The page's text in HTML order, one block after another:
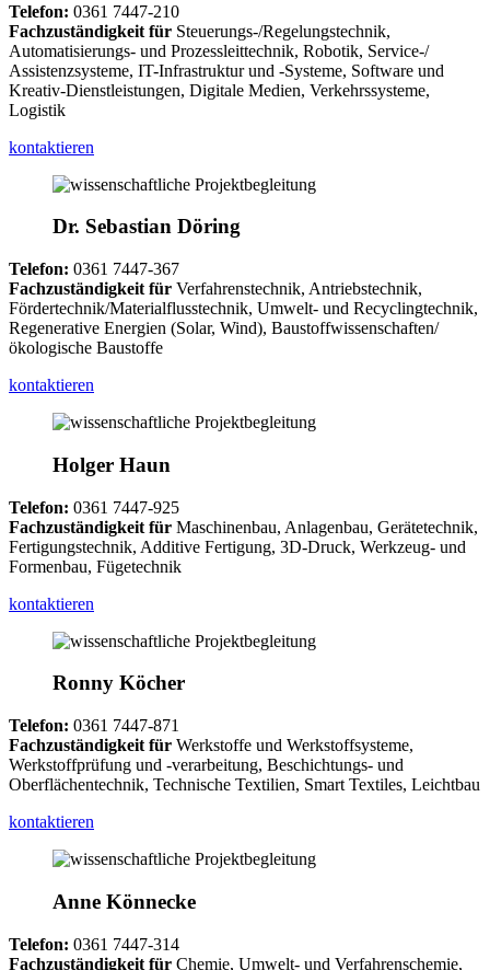
Telefon: 0361 7447-210
Fachzuständigkeit für Steuerungs-/Regelungstechnik,
Automatisierungs- und Prozessleittechnik, Robotik, Service-/
Assistenzsysteme, IT-Infrastruktur und -Systeme, Software und
Kreativ-Dienstleistungen, Digitale Medien, Verkehrssysteme,
Logistik
kontaktieren
Dr. Sebastian Döring
Telefon: 0361 7447-367
Fachzuständigkeit für Verfahrenstechnik, Antriebstechnik,
Fördertechnik/Materialflusstechnik, Umwelt- und Recyclingtechnik,
Regenerative Energien (Solar, Wind), Baustoffwissenschaften/
ökologische Baustoffe
kontaktieren
Holger Haun
Telefon: 0361 7447-925
Fachzuständigkeit für Maschinenbau, Anlagenbau, Gerätetechnik,
Fertigungstechnik, Additive Fertigung, 3D-Druck, Werkzeug- und
Formenbau, Fügetechnik
kontaktieren
Ronny Köcher
Telefon: 0361 7447-871
Fachzuständigkeit für Werkstoffe und Werkstoffsysteme,
Werkstoffprüfung und -verarbeitung, Beschichtungs- und
Oberflächentechnik, Technische Textilien, Smart Textiles, Leichtbau
kontaktieren
Anne Könnecke
Telefon: 0361 7447-314
Fachzuständigkeit für Chemie, Umwelt- und Verfahrenschemie,